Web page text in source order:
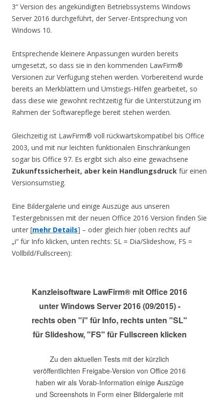
3“ Version des angekündigten Betriebssystems Windows
Server 2016 durchgeführt, der Server-Entsprechung von
Windows 10.
Entsprechende kleinere Anpassungen wurden bereits
umgesetzt, so dass sie in den kommenden LawFirm®
Versionen zur Verfügung stehen werden. Vorbereitend wurde
bereits an Merkblättern und Umstiegs-Hilfen gearbeitet, so
dass diese wie gewohnt rechtzeitig für die Unterstützung im
Rahmen der Softwarepflege bereit stehen werden.
Gleichzeitig ist LawFirm® voll rückwärtskompatibel bis Office
2003, und mit nur leichten funktionalen Einschränkungen
sogar bis Office 97. Es ergibt sich also eine gewachsene
Zukunftssicherheit, aber kein Handlungsdruck für einen
Versionsumstieg.
Eine Bildergalerie und einige Auszüge aus unseren
Testergebnissen mit der neuen Office 2016 Version finden Sie
unter [mehr Details] – oder gleich hier (oben rechts auf
„i“ für Info klicken, unten rechts: SL = Dia/Slideshow, FS =
Vollbild/Fullscreen):
Kanzleisoftware LawFirm® mit Office 2016
unter Windows Server 2016 (09/2015) -
rechts oben "i" für Info, rechts unten "SL"
für Slideshow, "FS" für Fullscreen klicken
Zu den aktuellen Tests mit der kürzlich
veröffentlichten Freigabe-Version von Office 2016
haben wir als Vorab-Information einige Auszüge
und Screenshots in Form einer Bildergalerie mit